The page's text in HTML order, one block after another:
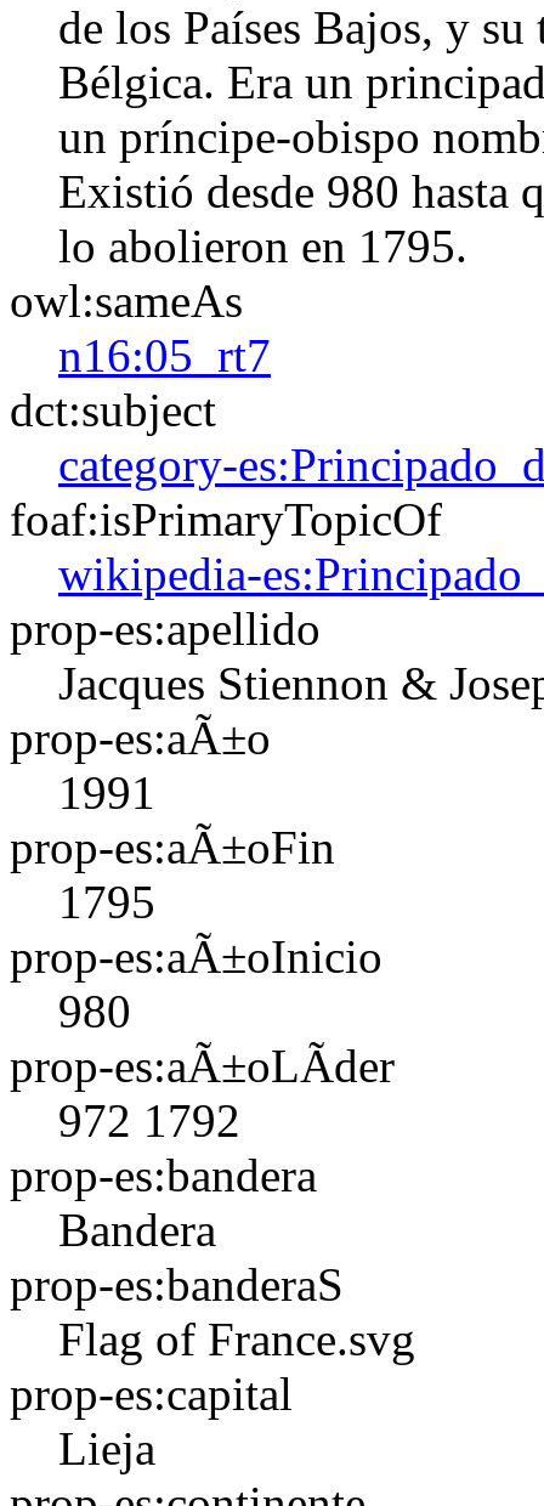
de los Países Bajos, y
Bélgica. Era un
un príncipe-obispo
Existió desde 980 hasta
lo abolieron en 1795.
owl:sameAs
n16:05_rt7
dct:subject
category-
foaf:isPrimaryTopicOf
wikipedia-
prop-es:apellido
Jacques Stiennon &
prop-es:aÃ±o
1991
prop-es:aÃ±oFin
1795
prop-es:aÃ±oInicio
980
prop-es:aÃ±oLÃ­der
972 1792
prop-es:bandera
Bandera
prop-es:banderaS
Flag of France.svg
prop-es:capital
Lieja